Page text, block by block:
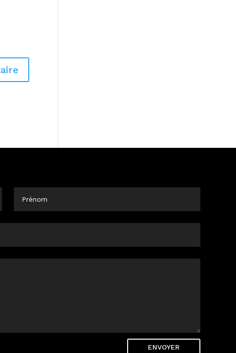
ENVOYER